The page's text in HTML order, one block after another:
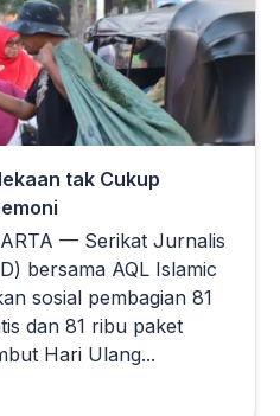
tak Cukup
— Serikat Jurnalis
bersama AQL Islamic
sosial pembagian 81
dan 81 ribu paket
Hari Ulang...